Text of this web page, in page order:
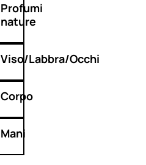
Profumi
nature
Viso/Labbra/Occhi
Corpo
Mani